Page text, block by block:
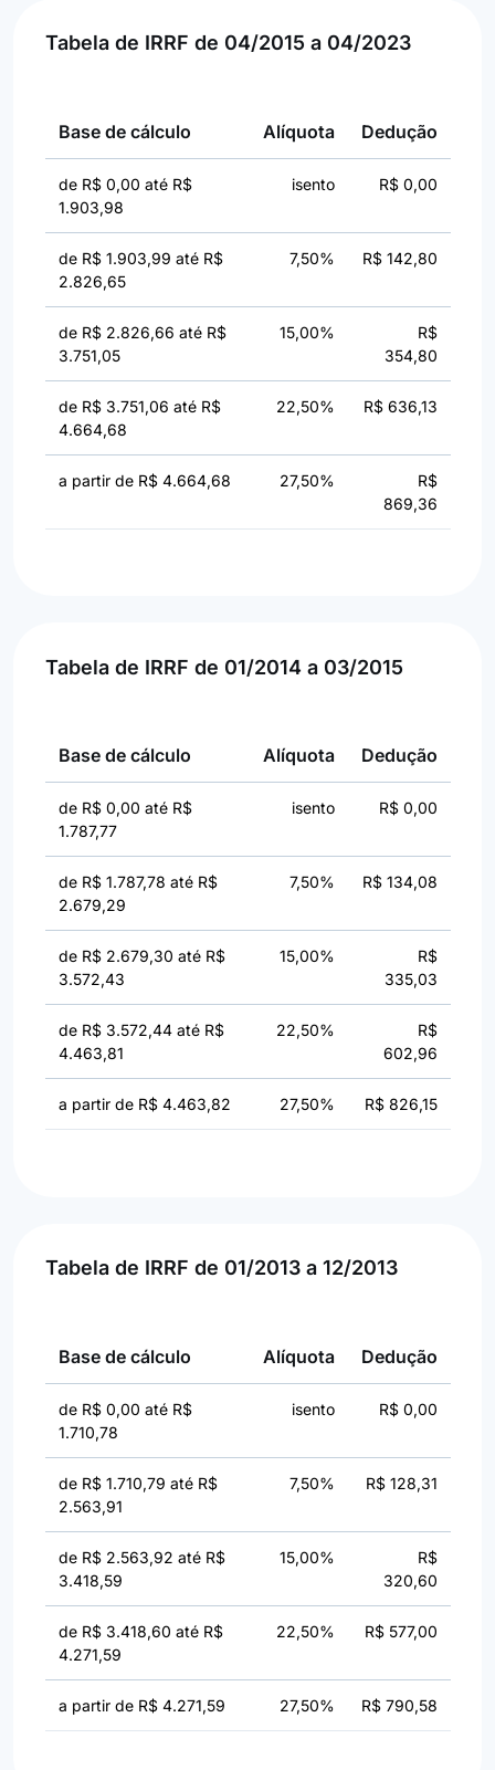
Tabela de IRRF de 04/2015 a 04/2023
Base de cálculo Alíquota Dedução
de R$ 0,00 até R$
1.903,98
isento R$ 0,00
de R$ 1.903,99 até R$
2.826,65
7,50% R$ 142,80
de R$ 2.826,66 até R$
3.751,05
15,00%
R$
354,80
de R$ 3.751,06 até R$
4.664,68
22,50% R$ 636,13
a partir de R$ 4.664,68 27,50%
R$
869,36
Tabela de IRRF de 01/2014 a 03/2015
Base de cálculo Alíquota Dedução
de R$ 0,00 até R$
1.787,77
isento R$ 0,00
de R$ 1.787,78 até R$
2.679,29
7,50% R$ 134,08
de R$ 2.679,30 até R$
3.572,43
15,00%
R$
335,03
de R$ 3.572,44 até R$
4.463,81
22,50%
R$
602,96
a partir de R$ 4.463,82 27,50% R$ 826,15
Tabela de IRRF de 01/2013 a 12/2013
Base de cálculo Alíquota Dedução
de R$ 0,00 até R$
1.710,78
isento R$ 0,00
de R$ 1.710,79 até R$
2.563,91
7,50% R$ 128,31
de R$ 2.563,92 até R$
3.418,59
15,00%
R$
320,60
de R$ 3.418,60 até R$
4.271,59
22,50% R$ 577,00
a partir de R$ 4.271,59 27,50% R$ 790,58